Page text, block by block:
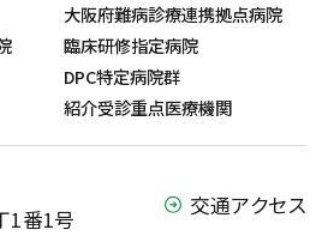
大阪府難病診療連携拠点病院
臨床研修指定病院
DPC特定病院群
紹介受診重点医療機関
1番1号
交通アクセス